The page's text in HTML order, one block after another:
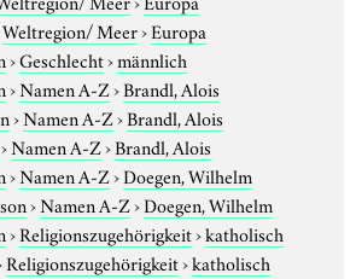
Weltregion/ Meer›Europa
›Geschlecht›männlich
›Namen A-Z›Brandl, Alois
›Namen A-Z›Brandl, Alois
›Namen A-Z›Brandl, Alois
›Namen A-Z›Doegen, Wilhelm
›Namen A-Z›Doegen, Wilhelm
›Religionszugehörigkeit›katholisch
Religionszugehörigkeit›katholisch